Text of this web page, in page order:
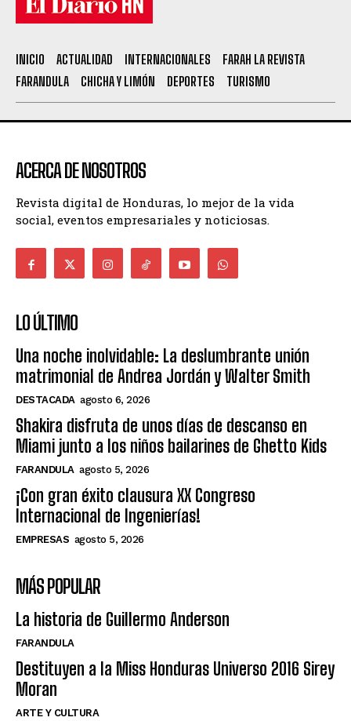
INICIO ACTUALIDAD INTERNACIONALES
FARAH LA REVISTA
FARANDULA
CHICHA Y LIMÓN DEPORTES TURISMO
ACERCA DE NOSOTROS
Revista digital de Honduras, lo mejor de la vida
social, eventos empresariales y noticiosas.
LO ÚLTIMO
Una noche inolvidable: La deslumbrante unión
matrimonial de Andrea Jordán y Walter Smith
DESTACADA agosto 6, 2026
Shakira disfruta de unos días de descanso en
Miami junto a los niños bailarines de Ghetto Kids
FARANDULA agosto 5, 2026
¡Con gran éxito clausura XX Congreso
Internacional de Ingenierías!
EMPRESAS agosto 5, 2026
MÁS POPULAR
La historia de Guillermo Anderson
FARANDULA
Destituyen a la Miss Honduras Universo 2016 Sirey
Moran
ARTE Y CULTURA